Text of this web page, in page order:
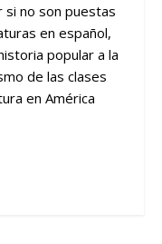
si no son puestas
en español,
popular a la
de las clases
en América